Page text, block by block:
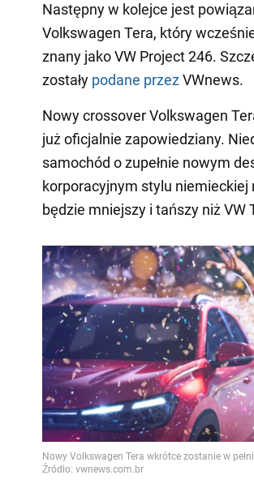
Następny w kolejce jest
Volkswagen Tera, który
znany jako VW Project 246.
zostały podane przezVWnews.
Nowy crossover Volkswagen
już oficjalnie zapowiedziany.
samochód o zupełnie nowym
korporacyjnym stylu niemieckiej
będzie mniejszy i tańszy niż VW